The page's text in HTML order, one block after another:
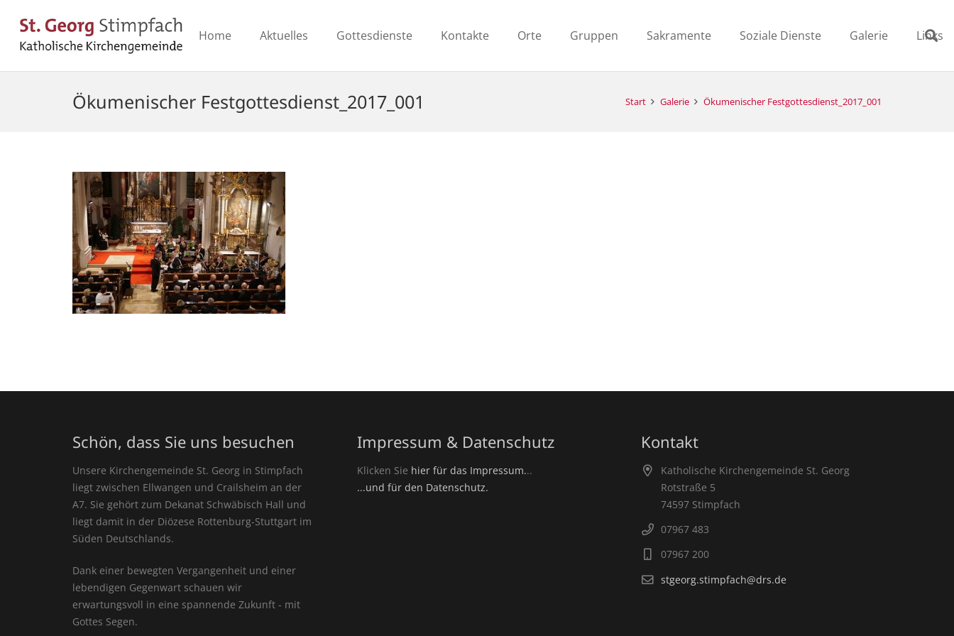
Home Aktuelles Gottesdienste Kontakte Orte Gruppen Sakramente Soziale Dienste Galerie Links
Ökumenischer Festgottesdienst_2017_001 Start Galerie Ökumenischer Festgottesdienst_2017_001
Schön, dass Sie uns besuchen
Unsere Kirchengemeinde St. Georg in Stimpfach
liegt zwischen Ellwangen und Crailsheim an der
A7. Sie gehört zum Dekanat Schwäbisch Hall und
liegt damit in der Diözese Rottenburg-Stuttgart im
Süden Deutschlands.
Dank einer bewegten Vergangenheit und einer
lebendigen Gegenwart schauen wir
erwartungsvoll in eine spannende Zukunft - mit
Gottes Segen.
Impressum & Datenschutz
Klicken Sie hier für das Impressum...
...und für den Datenschutz.
Kontakt
Katholische Kirchengemeinde St. Georg
Rotstraße 5
74597 Stimpfach
07967 483
07967 200
stgeorg.stimpfach@drs.de